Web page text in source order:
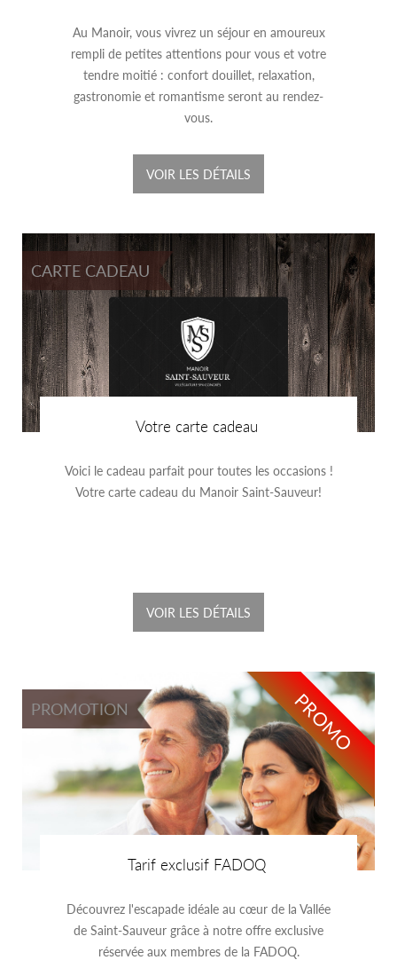
Au Manoir, vous vivrez un séjour en amoureux
rempli de petites attentions pour vous et votre
tendre moitié : confort douillet, relaxation,
gastronomie et romantisme seront au rendez-
vous.
VOIR LES DÉTAILS
CARTE CADEAU
Votre carte cadeau
Voici le cadeau parfait pour toutes les occasions !
Votre carte cadeau du Manoir Saint-Sauveur!
VOIR LES DÉTAILS
PROMO
PROMOTION
Tarif exclusif FADOQ
Découvrez l'escapade idéale au cœur de la Vallée
de Saint-Sauveur grâce à notre offre exclusive
réservée aux membres de la FADOQ.